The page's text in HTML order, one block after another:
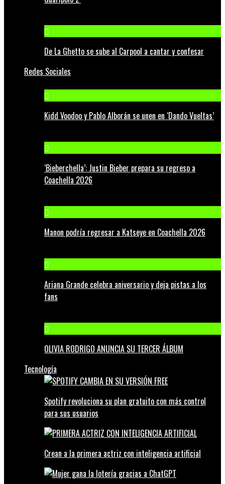
De La Ghetto se sube al Carpool a cantar y confesar
Redes Sociales
Kidd Voodoo y Pablo Alborán se unen en ‘Dando Vueltas’
‘Bieberchella’: Justin Bieber prepara su regreso a
Coachella 2026
Manon podría regresar a Katseye en Coachella 2026
Ariana Grande celebra aniversario y deja pistas a los
fans
OLIVIA RODRIGO ANUNCIA SU TERCER ÁLBUM
Tecnología
Spotify revoluciona su plan gratuito con más control
para sus usuarios
Crean a la primera actriz con inteligencia artificial